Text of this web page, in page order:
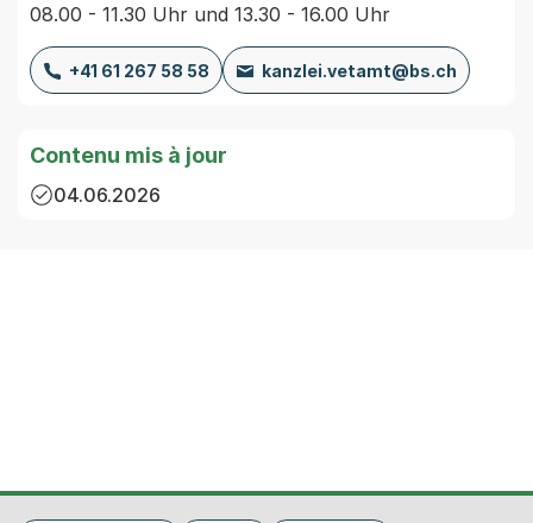
08.00 - 11.30 Uhr und 13.30 - 16.00 Uhr
+41 61 267 58 58 kanzlei.vetamt@bs.ch
Contenu mis à jour
04.06.2026